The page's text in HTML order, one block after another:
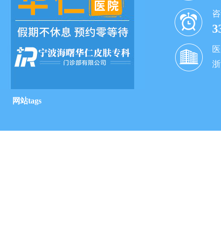
网站tags